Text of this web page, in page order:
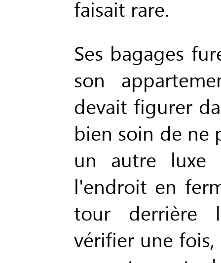
faisait rare.
Ses bagages
son
devait figurer
bien soin de ne
un autre luxe
l'endroit en
tour derrière
vérifier une